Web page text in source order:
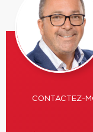
CONTACTEZ-